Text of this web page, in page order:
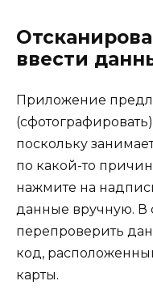
ввести
Приложение
поскольку
по какой-то
нажмите на
данные вручную. В
перепроверить
код,
карты.